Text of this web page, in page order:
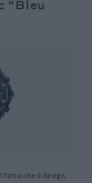
“Bleu
fatto che il design